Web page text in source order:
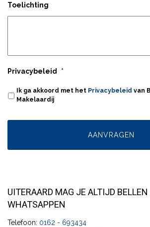
Toelichting
Privacybeleid *
Ik ga akkoord met het Privacybeleid van
Makelaardij
UITERAARD MAG JE ALTIJD
WHATSAPPEN
Telefoon: 0162 - 693434